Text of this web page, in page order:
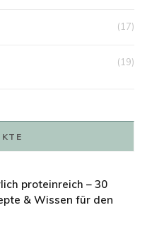
(17)
(19)
proteinreich – 30
& Wissen für den